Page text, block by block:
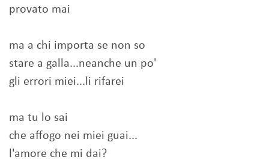
provato mai
ma a chi importa se non so
stare a galla...neanche un po'
gli errori miei...li rifarei
ma tu lo sai
che affogo nei miei guai...
l'amore che mi dai?